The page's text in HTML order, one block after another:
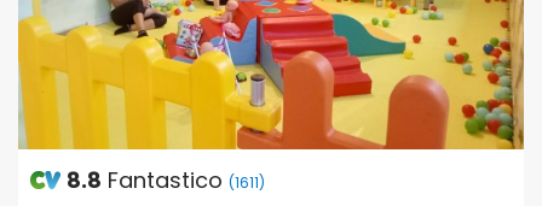
8.8 Fantastico (1611)